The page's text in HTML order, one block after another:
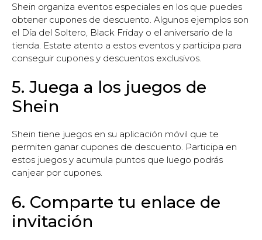
Shein organiza eventos especiales en los que puedes
obtener cupones de descuento. Algunos ejemplos son
el Día del Soltero, Black Friday o el aniversario de la
tienda. Estate atento a estos eventos y participa para
conseguir cupones y descuentos exclusivos.
5. Juega a los juegos de
Shein
Shein tiene juegos en su aplicación móvil que te
permiten ganar cupones de descuento. Participa en
estos juegos y acumula puntos que luego podrás
canjear por cupones.
6. Comparte tu enlace de
invitación